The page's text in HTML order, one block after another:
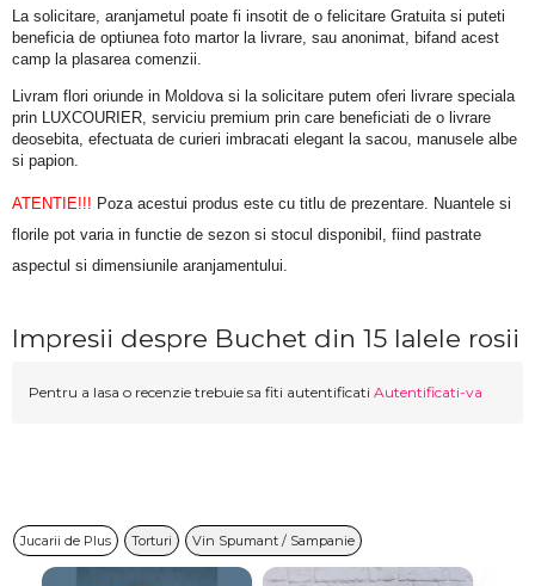
La solicitare, aranjametul poate fi insotit de o felicitare Gratuita si puteti
beneficia de optiunea foto martor la livrare, sau anonimat, bifand acest
camp la plasarea comenzii.
Livram flori oriunde in Moldova si la solicitare putem oferi livrare speciala
prin LUXCOURIER, serviciu premium prin care beneficiati de o livrare
deosebita, efectuata de curieri imbracati elegant la sacou, manusele albe
si papion.
ATENTIE!!! Poza acestui produs este cu titlu de prezentare. Nuantele si
florile pot varia in functie de sezon si stocul disponibil, fiind pastrate
aspectul si dimensiunile aranjamentului.
Impresii despre Buchet din 15 lalele rosii
Pentru a lasa o recenzie trebuie sa fiti autentificati Autentificati-va
Jucarii de Plus Torturi Vin Spumant / Sampanie